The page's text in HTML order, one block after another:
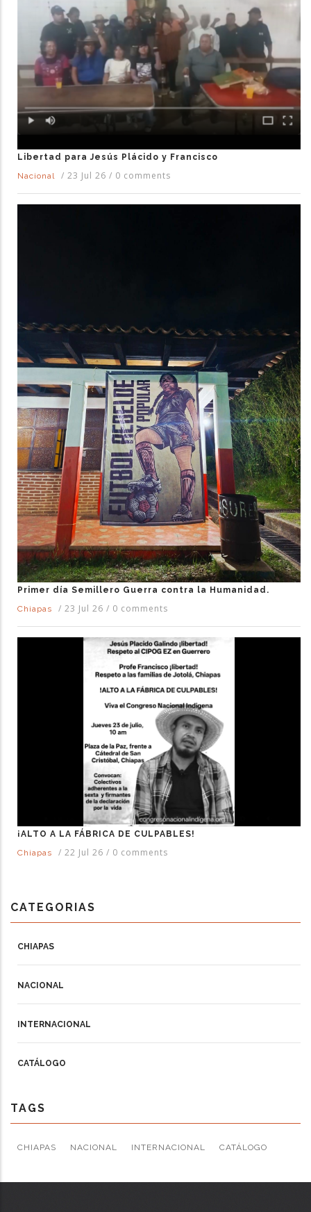
Libertad para Jesús Plácido y Francisco
Nacional
/ 23 Jul 26 / 0 comments
Primer día Semillero Guerra contra la Humanidad.
Chiapas
/ 23 Jul 26 / 0 comments
¡ALTO A LA FÁBRICA DE CULPABLES!
Chiapas
/ 22 Jul 26 / 0 comments
CATEGORIAS
CHIAPAS
NACIONAL
INTERNACIONAL
CATÁLOGO
TAGS
CHIAPAS NACIONAL INTERNACIONAL CATÁLOGO